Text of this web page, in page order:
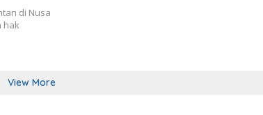
di Nusa
hak
View More